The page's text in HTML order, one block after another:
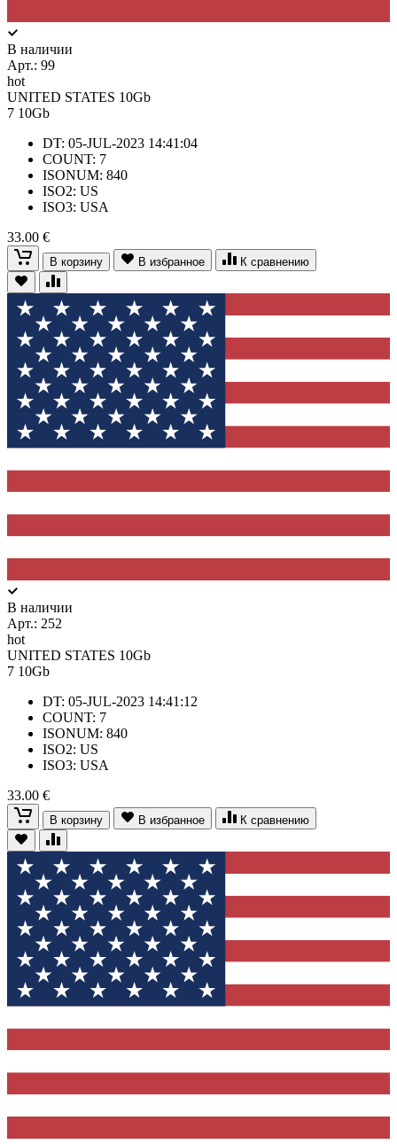
В наличии
Арт.: 99
hot
UNITED STATES 10Gb
7 10Gb
DT: 05-JUL-2023 14:41:04
COUNT: 7
ISONUM: 840
ISO2: US
ISO3: USA
33.00 €
В корзину В избранное К сравнению
В наличии
Арт.: 252
hot
UNITED STATES 10Gb
7 10Gb
DT: 05-JUL-2023 14:41:12
COUNT: 7
ISONUM: 840
ISO2: US
ISO3: USA
33.00 €
В корзину В избранное К сравнению